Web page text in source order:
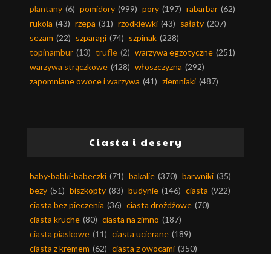
plantany (6) pomidory (999) pory (197) rabarbar (62)
rukola (43) rzepa (31) rzodkiewki (43) sałaty (207)
sezam (22) szparagi (74) szpinak (228)
topinambur (13) trufle (2) warzywa egzotyczne (251)
warzywa strączkowe (428) włoszczyzna (292)
zapomniane owoce i warzywa (41) ziemniaki (487)
Ciasta i desery
baby-babki-babeczki (71) bakalie (370) barwniki (35)
bezy (51) biszkopty (83) budynie (146) ciasta (922)
ciasta bez pieczenia (36) ciasta drożdżowe (70)
ciasta kruche (80) ciasta na zimno (187)
ciasta piaskowe (11) ciasta ucierane (189)
ciasta z kremem (62) ciasta z owocami (350)